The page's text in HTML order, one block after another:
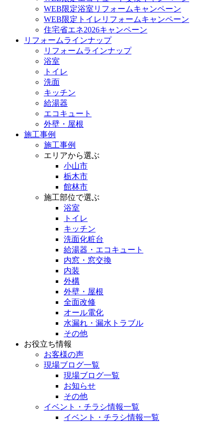
WEB限定浴室リフォームキャンペーン
WEB限定トイレリフォームキャンペーン
住宅省エネ2026キャンペーン
リフォームラインナップ
リフォームラインナップ
浴室
トイレ
洗面
キッチン
給湯器
エコキュート
外壁・屋根
施工事例
施工事例
エリアから選ぶ
小山市
栃木市
館林市
施工部位で選ぶ
浴室
トイレ
キッチン
洗面化粧台
給湯器・エコキュート
内窓・窓交換
内装
外構
外壁・屋根
全面改修
オール電化
水漏れ・漏水トラブル
その他
お役立ち情報
お客様の声
現場ブログ一覧
現場ブログ一覧
お知らせ
その他
イベント・チラシ情報一覧
イベント・チラシ情報一覧